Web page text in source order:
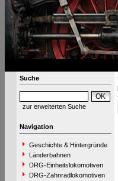
Suche
zur erweiterten Suche
Navigation
Geschichte & Hintergründe
Länderbahnen
DRG-Einheitslokomotiven
DRG-Zahnradlokomotiven